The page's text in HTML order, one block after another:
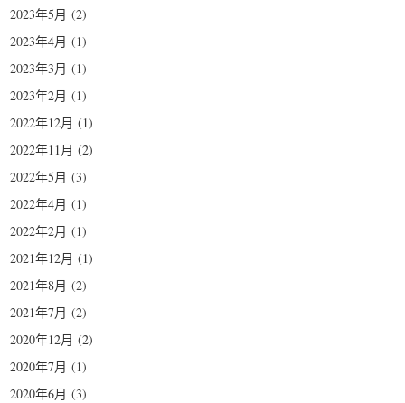
2023年5月 (2)
2023年4月 (1)
2023年3月 (1)
2023年2月 (1)
2022年12月 (1)
2022年11月 (2)
2022年5月 (3)
2022年4月 (1)
2022年2月 (1)
2021年12月 (1)
2021年8月 (2)
2021年7月 (2)
2020年12月 (2)
2020年7月 (1)
2020年6月 (3)